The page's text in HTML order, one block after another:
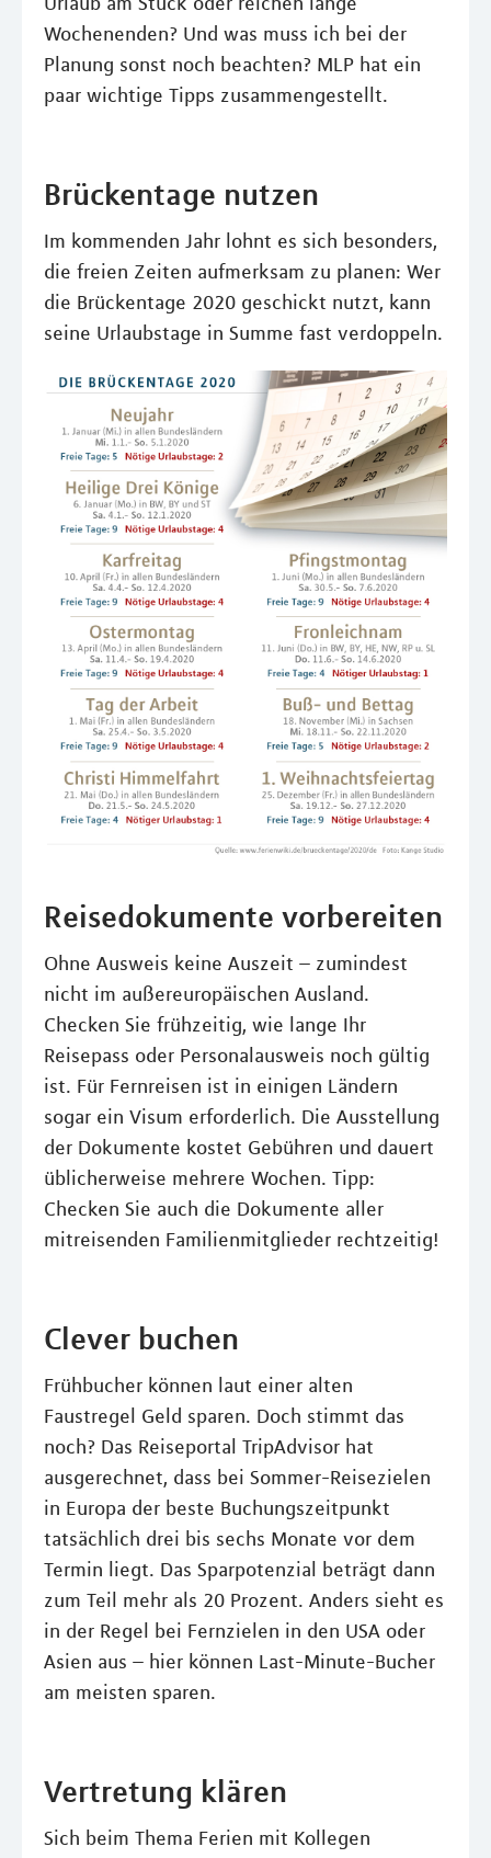
Wochenenden? Und was muss ich bei der
Planung sonst noch beachten? MLP hat ein
paar wichtige Tipps zusammengestellt.
Brückentage nutzen
Im kommenden Jahr lohnt es sich besonders,
die freien Zeiten aufmerksam zu planen: Wer
die Brückentage 2020 geschickt nutzt, kann
seine Urlaubstage in Summe fast verdoppeln.
Reisedokumente vorbereiten
Ohne Ausweis keine Auszeit – zumindest
nicht im außereuropäischen Ausland.
Checken Sie frühzeitig, wie lange Ihr
Reisepass oder Personalausweis noch gültig
ist. Für Fernreisen ist in einigen Ländern
sogar ein Visum erforderlich. Die Ausstellung
der Dokumente kostet Gebühren und dauert
üblicherweise mehrere Wochen. Tipp:
Checken Sie auch die Dokumente aller
mitreisenden Familienmitglieder rechtzeitig!
Clever buchen
Frühbucher können laut einer alten
Faustregel Geld sparen. Doch stimmt das
noch? Das Reiseportal TripAdvisor hat
ausgerechnet, dass bei Sommer-Reisezielen
in Europa der beste Buchungszeitpunkt
tatsächlich drei bis sechs Monate vor dem
Termin liegt. Das Sparpotenzial beträgt dann
zum Teil mehr als 20 Prozent. Anders sieht es
in der Regel bei Fernzielen in den USA oder
Asien aus – hier können Last-Minute-Bucher
am meisten sparen.
Vertretung klären
Sich beim Thema Ferien mit Kollegen